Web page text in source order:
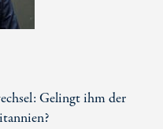
Gelingt ihm der